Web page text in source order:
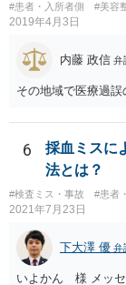
#患者・入所者側 #美容
2019年4月3日
内藤 政信 弁
その地域で医療過
6
採血ミスに
法とは？
#検査ミス・事故 #患者
2021年7月23日
下大澤 優 弁
いよかん 様 メッセ